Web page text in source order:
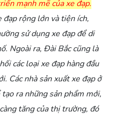
mạnh mẽ của xe đạp.
rộng lớn và tiện ích,
sử dụng xe đạp để di
Ngoài ra, Đài Bắc cũng là
các loại xe đạp hàng đầu
Các nhà sản xuất xe đạp ở
ra những sản phẩm mới,
tăng của thị trường, đó